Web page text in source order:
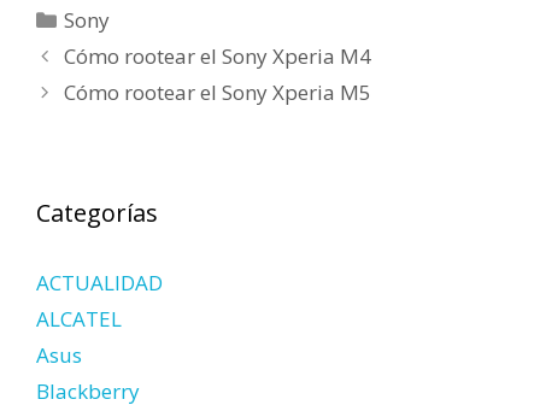
Categorías
Sony
Cómo rootear el Sony Xperia M4
Cómo rootear el Sony Xperia M5
Categorías
ACTUALIDAD
ALCATEL
Asus
Blackberry